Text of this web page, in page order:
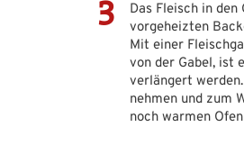
Das Fleisch in
vorgeheizten
Mit einer
von der Gabel, ist
verlängert
nehmen und zum
noch warmen